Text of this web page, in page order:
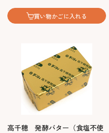
買い物かごに入れる
高千穂 発酵バター（食塩不使